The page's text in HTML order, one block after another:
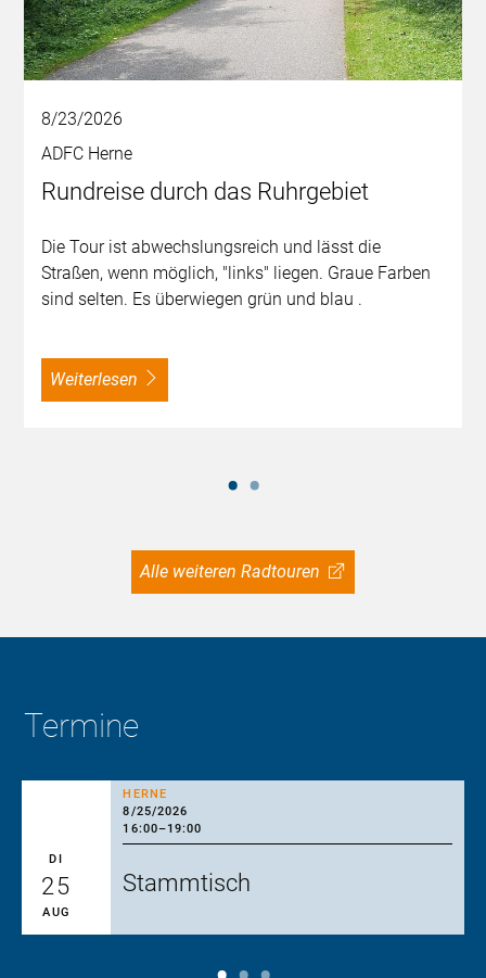
8/23/2026
ADFC Herne
Rundreise durch das Ruhrgebiet
Die Tour ist abwechslungsreich und lässt die
Straßen, wenn möglich, "links" liegen. Graue Farben
sind selten. Es überwiegen grün und blau .
weiterlesen
Alle weiteren Radtouren
Termine
HERNE
8/25/2026
16:00–19:00
DI
25
AUG
Stammtisch